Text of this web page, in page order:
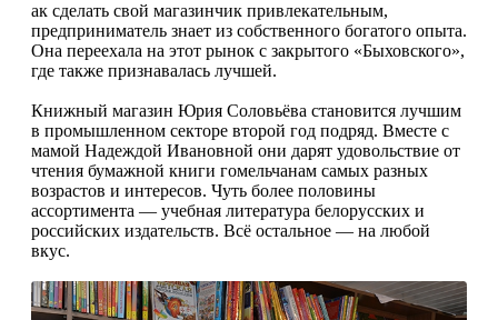
ак сделать свой магазинчик привлекательным,
предприниматель знает из собственного богатого опыта.
Она переехала на этот рынок с закрытого «Быховского»,
где также признавалась лучшей.
Книжный магазин Юрия Соловьёва становится лучшим
в промышленном секторе второй год подряд. Вместе с
мамой Надеждой Ивановной они дарят удо­вольствие от
чтения бумажной книги гомельчанам самых разных
возрастов и интересов. Чуть более половины
ассортимента — учебная литература белорусских и
российских издательств. Всё остальное — на любой
вкус.